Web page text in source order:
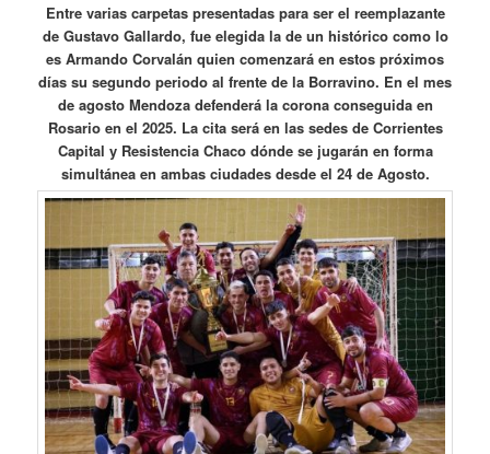
Entre varias carpetas presentadas para ser el reemplazante
de Gustavo Gallardo, fue elegida la de un histórico como lo
es Armando Corvalán quien comenzará en estos próximos
días su segundo periodo al frente de la Borravino. En el mes
de agosto Mendoza defenderá la corona conseguida en
Rosario en el 2025. La cita será en las sedes de Corrientes
Capital y Resistencia Chaco dónde se jugarán en forma
simultánea en ambas ciudades desde el 24 de Agosto.